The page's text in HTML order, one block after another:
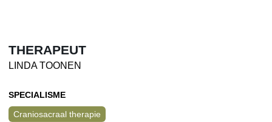
THERAPEUT
LINDA TOONEN
SPECIALISME
Craniosacraal therapie